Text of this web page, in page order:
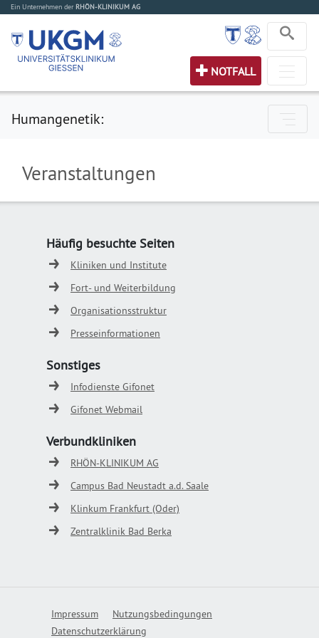
Ein Unternehmen der RHÖN-KLINIKUM AG
NOTFALL
Humangenetik:
Veranstaltungen
Häufig besuchte Seiten
Kliniken und Institute
Fort- und Weiterbildung
Organisationsstruktur
Presseinformationen
Sonstiges
Infodienste Gifonet
Gifonet Webmail
Verbundkliniken
RHÖN-KLINIKUM AG
Campus Bad Neustadt a.d. Saale
Klinkum Frankfurt (Oder)
Zentralklinik Bad Berka
Impressum
Nutzungsbedingungen
Datenschutzerklärung